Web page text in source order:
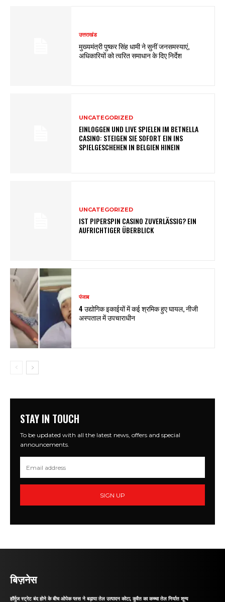
उत्तराखंड
मुख्यमंत्री पुष्कर सिंह धामी ने सुनीं जनसमस्याएं,
अधिकारियों को त्वरित समाधान के दिए निर्देश
UNCATEGORIZED
EINLOGGEN UND LIVE SPIELEN IM BETNELLA
CASINO: STEIGEN SIE SOFORT EIN INS
SPIELGESCHEHEN IN BELGIEN HINEIN
UNCATEGORIZED
IST PIPERSPIN CASINO ZUVERLÄSSIG? EIN
AUFRICHTIGER ÜBERBLICK
पंजाब
4 उद्योगिक इकाईयों में कई श्रमिक हुए घायल, नीजी
अस्पताल में उपचाराधीन
STAY IN TOUCH
To be updated with all the latest news, offers and special
announcements.
SIGN UP
बिज़नेस
हॉर्मुज स्ट्रेट बंद होने के बीच ओपेक प्लस ने बढ़ाया तेल उत्पादन कोटा, कुवैत का कच्चा तेल निर्यात शून्य